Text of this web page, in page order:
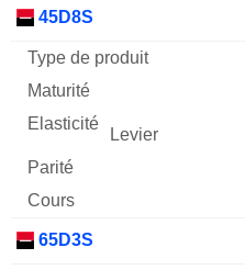
45D8S
65D3S